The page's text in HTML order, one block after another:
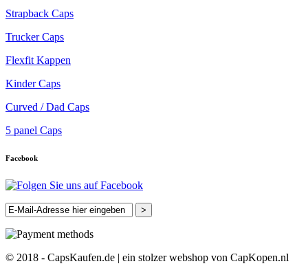
Strapback Caps
Trucker Caps
Flexfit Kappen
Kinder Caps
Curved / Dad Caps
5 panel Caps
Facebook
>
© 2018 - CapsKaufen.de | ein stolzer webshop von CapKopen.nl